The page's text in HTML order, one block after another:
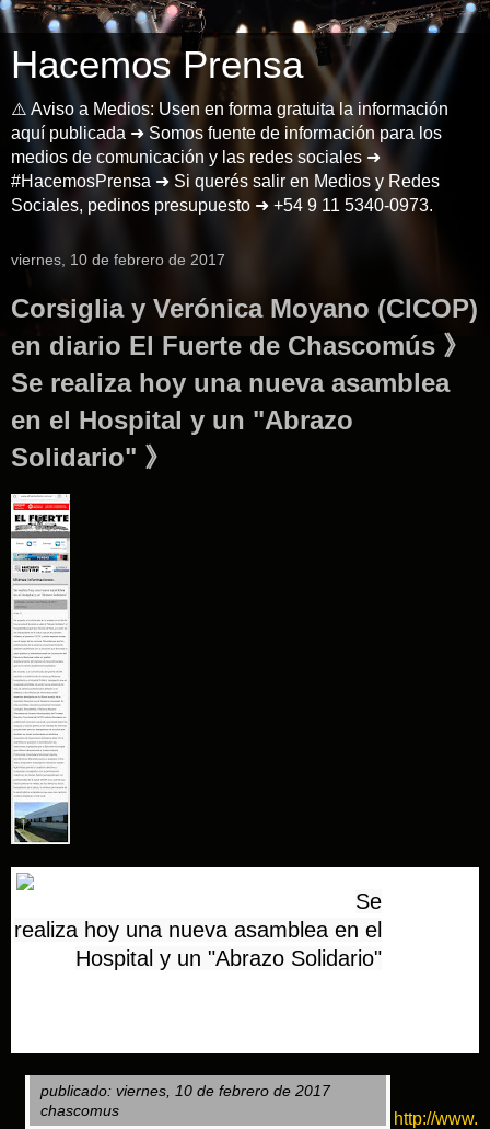
Hacemos Prensa
⚠️ Aviso a Medios: Usen en forma gratuita la información
aquí publicada ➜ Somos fuente de información para los
medios de comunicación y las redes sociales ➜
#HacemosPrensa ➜ Si querés salir en Medios y Redes
Sociales, pedinos presupuesto ➜ +54 9 11 5340-0973.
viernes, 10 de febrero de 2017
Corsiglia y Verónica Moyano (CICOP)
en diario El Fuerte de Chascomús 》
Se realiza hoy una nueva asamblea
en el Hospital y un "Abrazo
Solidario" 》
Se
realiza hoy una nueva asamblea en el
Hospital y un "Abrazo Solidario"
publicado: viernes, 10 de febrero de 2017
chascomus
http://www.